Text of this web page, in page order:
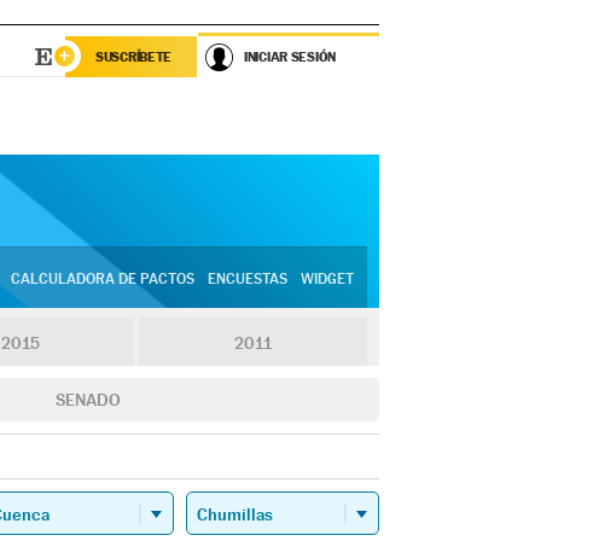
SUSCRÍBETE INICIAR SESIÓN
CALCULADORA DE PACTOS ENCUESTAS WIDGET
2015 2011
SENADO